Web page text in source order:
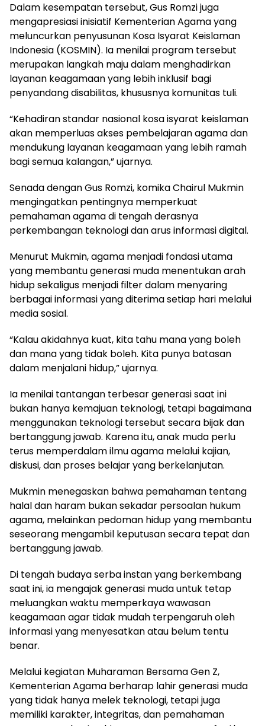
Dalam kesempatan tersebut, Gus Romzi juga
mengapresiasi inisiatif Kementerian Agama yang
meluncurkan penyusunan Kosa Isyarat Keislaman
Indonesia (KOSMIN). Ia menilai program tersebut
merupakan langkah maju dalam menghadirkan
layanan keagamaan yang lebih inklusif bagi
penyandang disabilitas, khususnya komunitas tuli.
“Kehadiran standar nasional kosa isyarat keislaman
akan memperluas akses pembelajaran agama dan
mendukung layanan keagamaan yang lebih ramah
bagi semua kalangan,” ujarnya.
Senada dengan Gus Romzi, komika Chairul Mukmin
mengingatkan pentingnya memperkuat
pemahaman agama di tengah derasnya
perkembangan teknologi dan arus informasi digital.
Menurut Mukmin, agama menjadi fondasi utama
yang membantu generasi muda menentukan arah
hidup sekaligus menjadi filter dalam menyaring
berbagai informasi yang diterima setiap hari melalui
media sosial.
“Kalau akidahnya kuat, kita tahu mana yang boleh
dan mana yang tidak boleh. Kita punya batasan
dalam menjalani hidup,” ujarnya.
Ia menilai tantangan terbesar generasi saat ini
bukan hanya kemajuan teknologi, tetapi bagaimana
menggunakan teknologi tersebut secara bijak dan
bertanggung jawab. Karena itu, anak muda perlu
terus memperdalam ilmu agama melalui kajian,
diskusi, dan proses belajar yang berkelanjutan.
Mukmin menegaskan bahwa pemahaman tentang
halal dan haram bukan sekadar persoalan hukum
agama, melainkan pedoman hidup yang membantu
seseorang mengambil keputusan secara tepat dan
bertanggung jawab.
Di tengah budaya serba instan yang berkembang
saat ini, ia mengajak generasi muda untuk tetap
meluangkan waktu memperkaya wawasan
keagamaan agar tidak mudah terpengaruh oleh
informasi yang menyesatkan atau belum tentu
benar.
Melalui kegiatan Muharaman Bersama Gen Z,
Kementerian Agama berharap lahir generasi muda
yang tidak hanya melek teknologi, tetapi juga
memiliki karakter, integritas, dan pemahaman